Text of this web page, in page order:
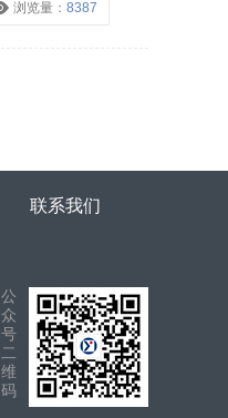
浏览量：8387
联系我们
公
众
号
二
维
码